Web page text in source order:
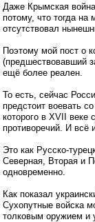
Даже Крымская
потому, что тогда на
отсутствовал
Поэтому мой пост о
(предшествовавший
ещё более реален.
То есть, сейчас
предстоит воевать
которого в XVII веке
противоречий. И всё
Это как Русско-
Северная, Вторая и
одновременно.
Как показал
Сухопутные войска
толковым оружием и